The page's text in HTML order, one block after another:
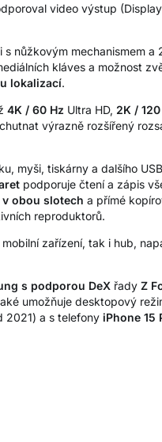
video výstup
s nůžkovým mechanismem a
kláves a možnost
lokalizací.
4K / 60 Hz Ultra HD, 2K /
výrazně rozšířený
myši, tiskárny a dalšího
podporuje čtení a zápis
obou slotech a přímé
reproduktorů.
zařízení, tak i hub,
s podporou DeX řady Z
umožňuje desktopový
2021) a s telefony iPhone 15